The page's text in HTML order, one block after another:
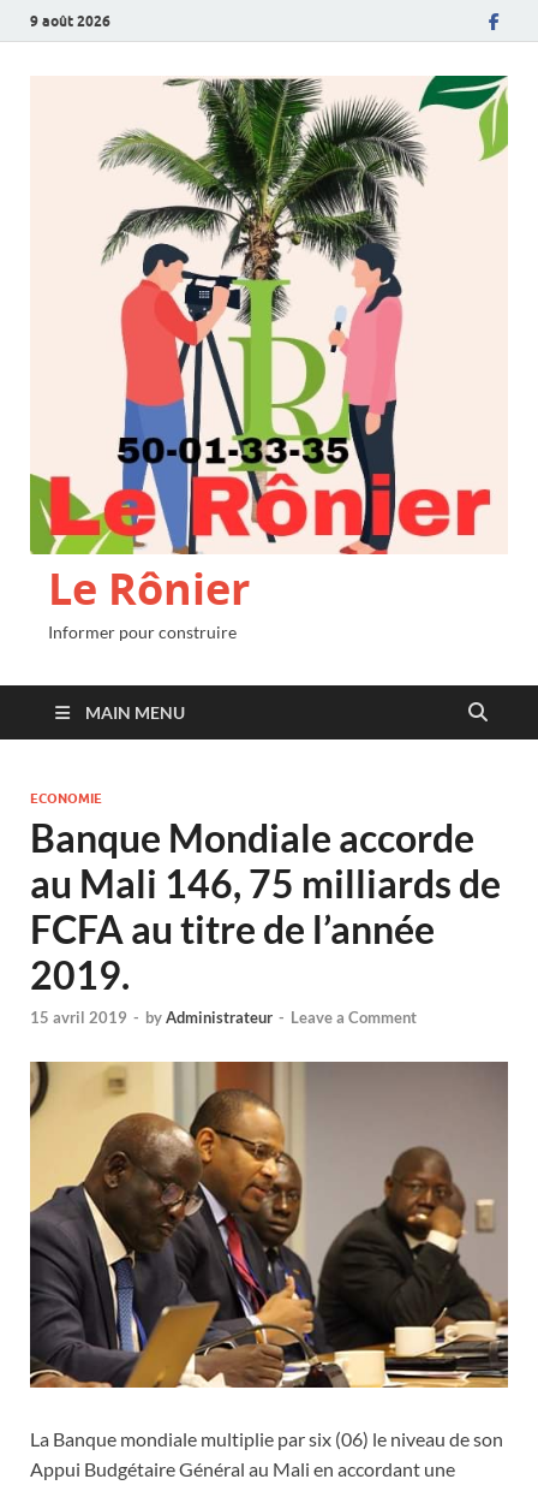
9 août 2026
Le Rônier
Informer pour construire
MAIN MENU
ECONOMIE
Banque Mondiale accorde
au Mali 146, 75 milliards de
FCFA au titre de l’année
2019.
15 avril 2019 - byAdministrateur - Leave a Comment
La Banque mondiale multiplie par six (06) le niveau de son
Appui Budgétaire Général au Mali en accordant une